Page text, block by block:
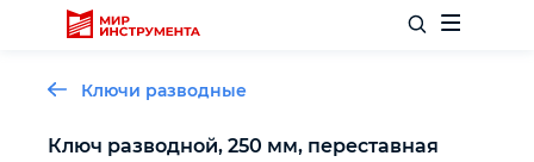
Ключи разводные
Ключ разводной, 250 мм, переставная